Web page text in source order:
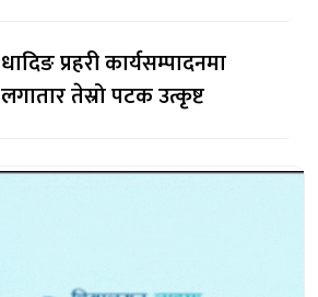
धादिङ प्रहरी कार्यसम्पादनमा
लगातार तेस्रो पटक उत्कृष्ट